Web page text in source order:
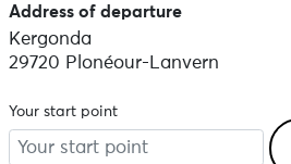
Address of departure
Kergonda
29720 Plonéour-Lanvern
Your start point